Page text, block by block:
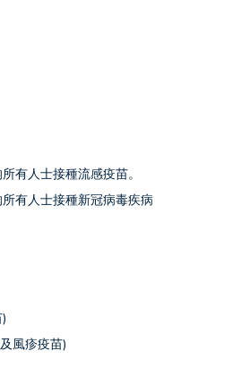
有人士接種流感疫苗。
有人士接種新冠病毒疾病
風疹疫苗)